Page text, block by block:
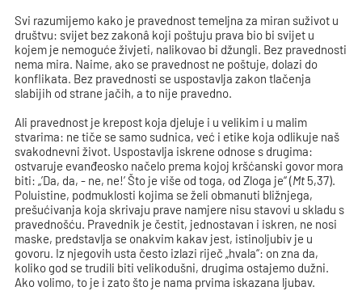
Svi razumijemo kako je pravednost temeljna za miran suživot u
društvu: svijet bez zakonâ koji poštuju prava bio bi svijet u
kojem je nemoguće živjeti, nalikovao bi džungli. Bez pravednosti
nema mira. Naime, ako se pravednost ne poštuje, dolazi do
konflikata. Bez pravednosti se uspostavlja zakon tlačenja
slabijih od strane jačih, a to nije pravedno.
Ali pravednost je krepost koja djeluje i u velikim i u malim
stvarima: ne tiče se samo sudnica, već i etike koja odlikuje naš
svakodnevni život. Uspostavlja iskrene odnose s drugima:
ostvaruje evanđeosko načelo prema kojoj kršćanski govor mora
biti: „’Da, da, - ne, ne!’ Što je više od toga, od Zloga je“ (Mt 5,37).
Poluistine, podmuklosti kojima se želi obmanuti bližnjega,
prešućivanja koja skrivaju prave namjere nisu stavovi u skladu s
pravednošću. Pravednik je čestit, jednostavan i iskren, ne nosi
maske, predstavlja se onakvim kakav jest, istinoljubiv je u
govoru. Iz njegovih usta često izlazi riječ „hvala“: on zna da,
koliko god se trudili biti velikodušni, drugima ostajemo dužni.
Ako volimo, to je i zato što je nama prvima iskazana ljubav.